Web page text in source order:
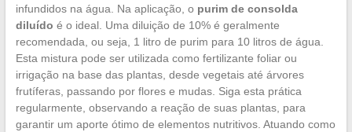
infundidos na água. Na aplicação, o purim de consolda
diluído é o ideal. Uma diluição de 10% é geralmente
recomendada, ou seja, 1 litro de purim para 10 litros de água.
Esta mistura pode ser utilizada como fertilizante foliar ou
irrigação na base das plantas, desde vegetais até árvores
frutíferas, passando por flores e mudas. Siga esta prática
regularmente, observando a reação de suas plantas, para
garantir um aporte ótimo de elementos nutritivos. Atuando como